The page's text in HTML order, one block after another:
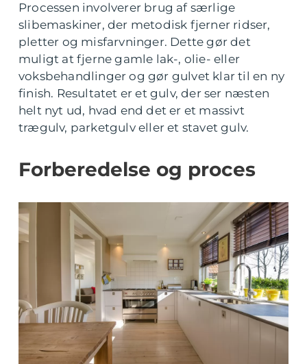
Processen involverer brug af særlige
slibemaskiner, der metodisk fjerner ridser,
pletter og misfarvninger. Dette gør det
muligt at fjerne gamle lak-, olie- eller
voksbehandlinger og gør gulvet klar til en ny
finish. Resultatet er et gulv, der ser næsten
helt nyt ud, hvad end det er et massivt
trægulv, parketgulv eller et stavet gulv.
Forberedelse og proces